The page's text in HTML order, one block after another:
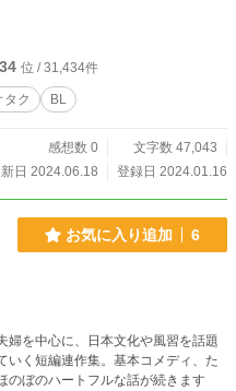
位 / 31,434件
タク BL
感想数 0
文字数 47,043
日 2024.06.18
登録日 2024.01.16
お気に入り追加 6
婦を中心に、日本文化や風習を話題
いく短編連作集。基本コメディ、た
のぼのハートフルな話が続きます